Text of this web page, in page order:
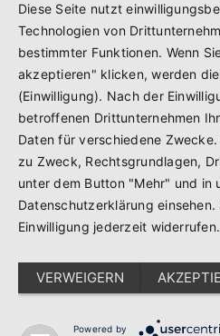
Diese Seite nutzt
Technologien von
bestimmter Funktionen. Wenn
akzeptieren" klicken, werden
(Einwilligung). Nach der
betroffenen Drittunternehmen
Daten für verschiedene
zu Zweck, Rechtsgrundlagen,
unter dem Button "Mehr" und in
Datenschutzerklärung einsehen.
Einwilligung jederzeit widerrufen.
VERWEIGERN
Powered by